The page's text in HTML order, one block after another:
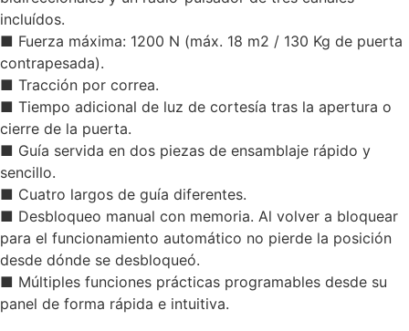
incluídos.
■ Fuerza máxima: 1200 N (máx. 18 m2 / 130 Kg de puerta
contrapesada).
■ Tracción por correa.
■ Tiempo adicional de luz de cortesía tras la apertura o
cierre de la puerta.
■ Guía servida en dos piezas de ensamblaje rápido y
sencillo.
■ Cuatro largos de guía diferentes.
■ Desbloqueo manual con memoria. Al volver a bloquear
para el funcionamiento automático no pierde la posición
desde dónde se desbloqueó.
■ Múltiples funciones prácticas programables desde su
panel de forma rápida e intuitiva.